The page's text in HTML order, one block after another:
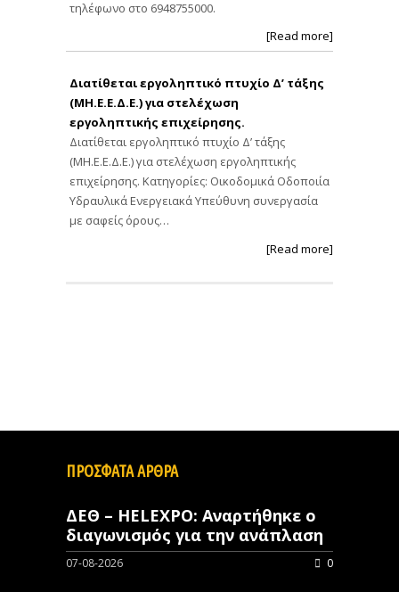
τηλέφωνο στο 6948755000.
[Read more]
Διατίθεται εργοληπτικό πτυχίο Δ’ τάξης
(ΜΗ.Ε.Ε.Δ.Ε.) για στελέχωση
εργοληπτικής επιχείρησης.
Διατίθεται εργοληπτικό πτυχίο Δ’ τάξης
(ΜΗ.Ε.Ε.Δ.Ε.) για στελέχωση εργοληπτικής
επιχείρησης. Κατηγορίες: Οικοδομικά Οδοποιία
Υδραυλικά Ενεργειακά Υπεύθυνη συνεργασία
με σαφείς όρους…
[Read more]
ΠΡΟΣΦΑΤΑ ΑΡΘΡΑ
ΔΕΘ – HELEXPO: Αναρτήθηκε ο
διαγωνισμός για την ανάπλαση
07-08-2026 0